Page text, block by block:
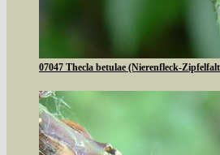
07047 Thecla betulae (Nierenfleck-